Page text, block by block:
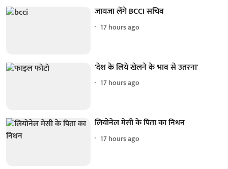
जायजा लेंगे BCCI सचिव
17 hours ago
'देश के लिये खेलने के भाव से उतरना'
17 hours ago
लियोनेल मेसी के पिता का निधन
17 hours ago